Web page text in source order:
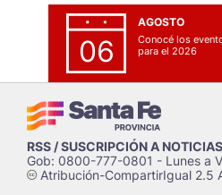
06
AGOSTO
Conocé los
para el 2026
RSS / SUSCRIPCIÓN A NOTICIAS
Gob: 0800-777-0801 - Lunes a
cAtribución-CompartirIgual 2.5